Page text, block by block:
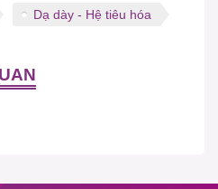
Dạ dày - Hệ tiêu hóa